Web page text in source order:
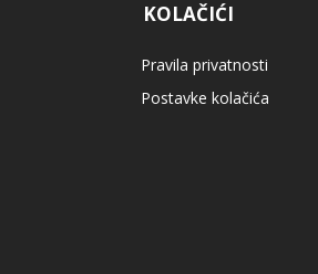
KOLAČIĆI
Pravila privatnosti
Postavke kolačića